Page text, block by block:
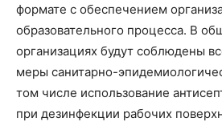
формате с обеспечением
образовательного процесса. В
организациях будут соблюдены
меры санитарно-
том числе использование
при дезинфекции рабочих